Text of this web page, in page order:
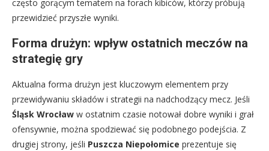
często gorącym tematem na forach kibiców, którzy próbują
przewidzieć przyszłe wyniki.
Forma drużyn: wpływ ostatnich meczów na
strategię gry
Aktualna forma drużyn jest kluczowym elementem przy
przewidywaniu składów i strategii na nadchodzący mecz. Jeśli
Śląsk Wrocław w ostatnim czasie notował dobre wyniki i grał
ofensywnie, można spodziewać się podobnego podejścia. Z
drugiej strony, jeśli Puszcza Niepołomice prezentuje się